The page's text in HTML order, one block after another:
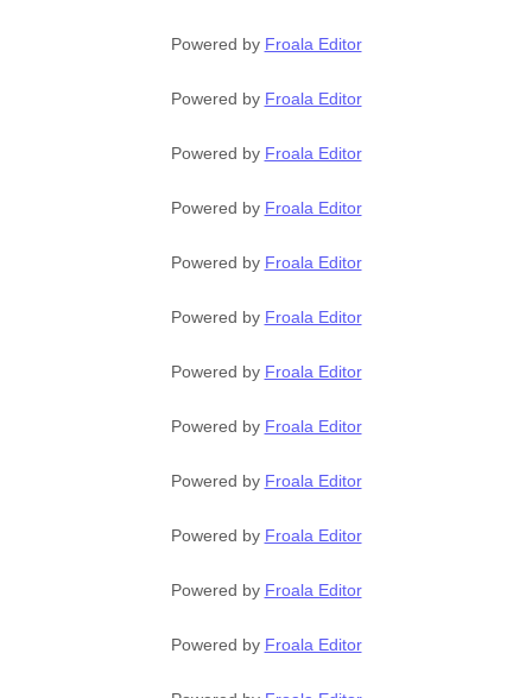
Powered by Froala Editor
Powered by Froala Editor
Powered by Froala Editor
Powered by Froala Editor
Powered by Froala Editor
Powered by Froala Editor
Powered by Froala Editor
Powered by Froala Editor
Powered by Froala Editor
Powered by Froala Editor
Powered by Froala Editor
Powered by Froala Editor